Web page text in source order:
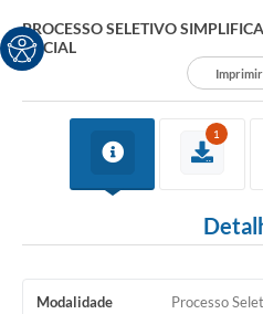
PROCESSO SELETIVO
SOCIAL
Imprimir
1
Modalidade Processo